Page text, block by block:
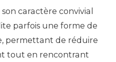
caractère convivial
parfois une forme de
permettant de réduire
tout en rencontrant